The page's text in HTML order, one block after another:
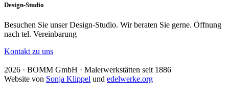
Design-Studio
Besuchen Sie unser Design-Studio. Wir beraten Sie gerne. Öffnung
nach tel. Vereinbarung
Kontakt zu uns
2026 · BOMM GmbH · Malerwerkstätten seit 1886
Website von Sonja Klippel und edelwerke.org